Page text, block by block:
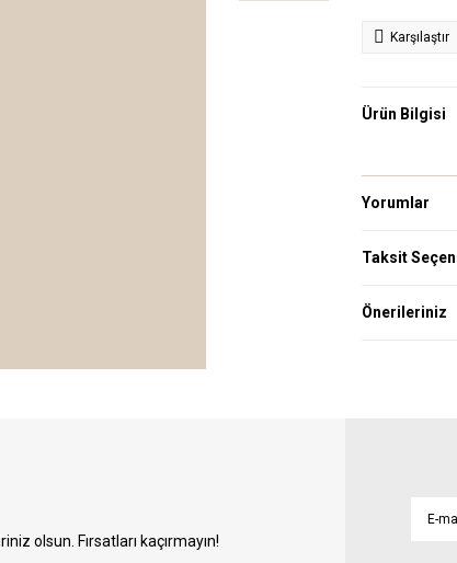
Karşılaştır
Ürün Bilgisi
Yorumlar
Taksit
Önerileriniz
olsun. Fırsatları kaçırmayın!